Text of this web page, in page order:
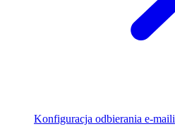
Konfiguracja odbierania e-maili